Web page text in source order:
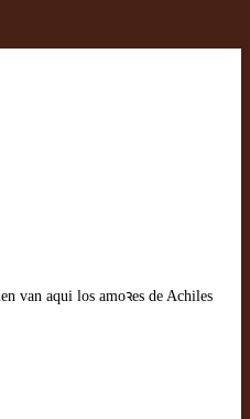
van aqui los amoꝛes de Achiles